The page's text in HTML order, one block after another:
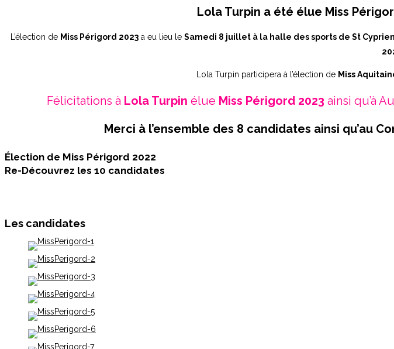
Lola Turpin a été élue Miss
L’élection de Miss Périgord 2023 a eu lieu le Samedi 8 juillet à la halle des sports de St Cyprien
Lola Turpin participera à l’élection de Miss
Félicitations à Lola Turpin élue Miss Périgord 2023 ainsi qu’à
Merci à l’ensemble des 8 candidates ainsi qu’au
Élection de Miss Périgord 2022
Re-Découvrez les 10 candidates
Les candidates